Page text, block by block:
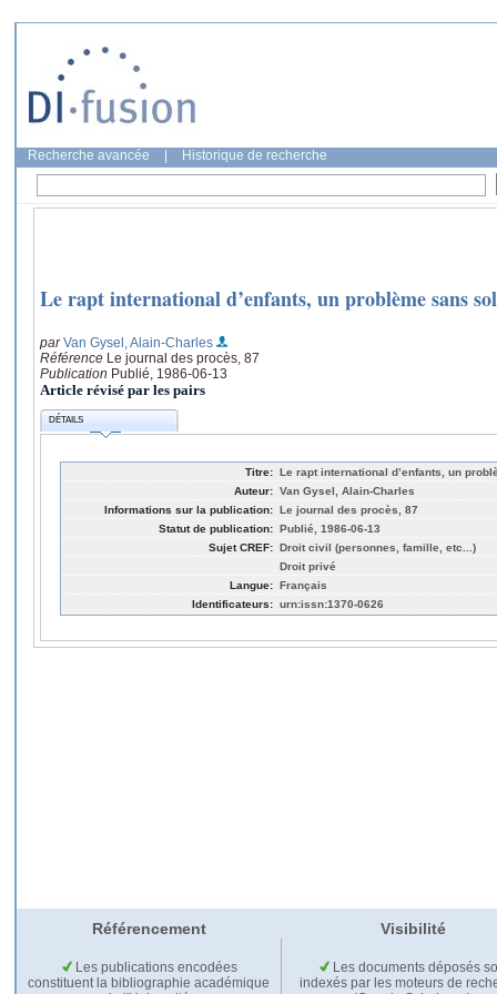
Recherche avancée Historique de recherche
Le rapt international d’enfants, un problème sans
parVan Gysel, Alain-Charles
Référence Le journal des procès, 87
Publication Publié, 1986-06-13
Article révisé par les pairs
DÉTAILS
Titre: Le rapt international d’enfants, un
Auteur: Van Gysel, Alain-Charles
Informations sur la publication: Le journal des procès, 87
Statut de publication: Publié, 1986-06-13
Sujet CREF: Droit civil (personnes, famille, etc...)
Droit privé
Langue: Français
Identificateurs: urn:issn:1370-0626
Référencement Visibilité
Les publications encodées
constituent la bibliographie académique
Les documents déposés
indexés par les moteurs de